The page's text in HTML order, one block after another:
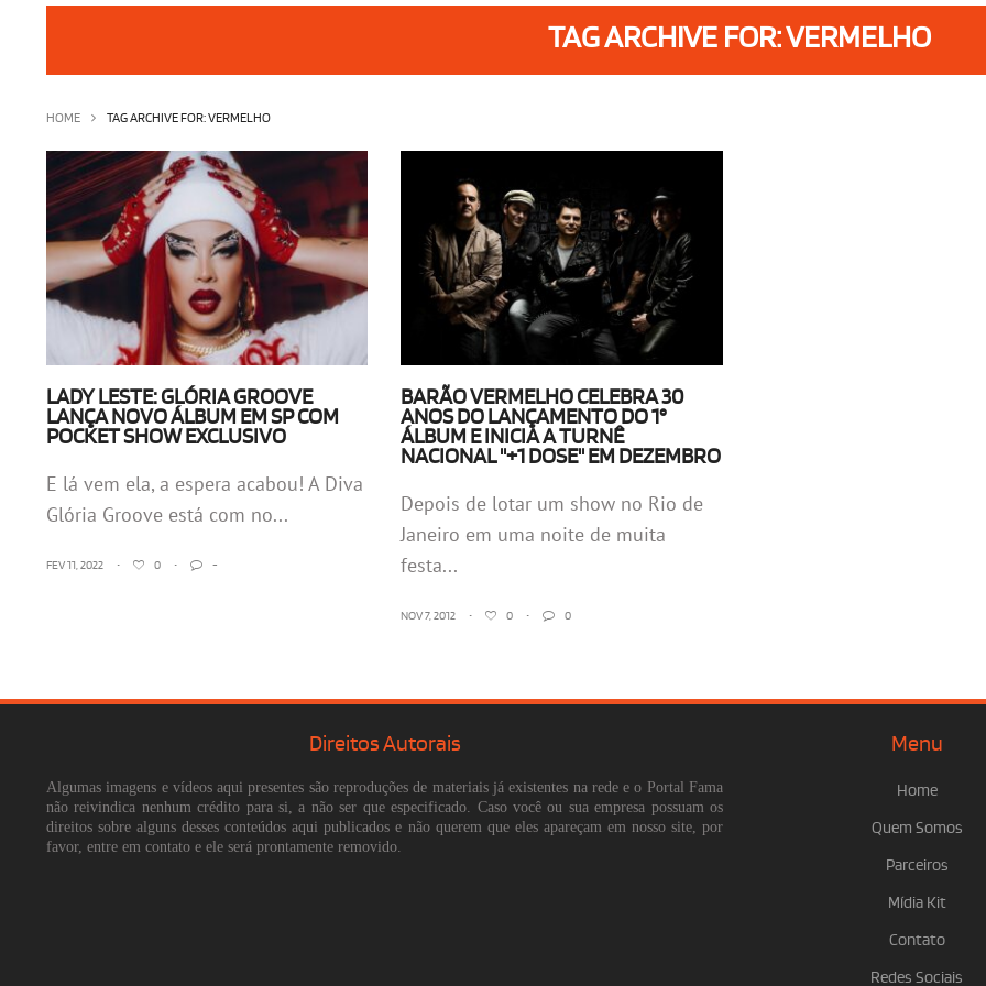
TAG ARCHIVE FOR: VERMELHO
HOME TAG ARCHIVE FOR: VERMELHO
LADY LESTE: GLÓRIA GROOVE
LANÇA NOVO ÁLBUM EM SP COM
POCKET SHOW EXCLUSIVO
E lá vem ela, a espera acabou! A Diva
Glória Groove está com no...
FEV 11, 2022 • 0 • -
BARÃO VERMELHO CELEBRA 30
ANOS DO LANÇAMENTO DO 1°
ÁLBUM E INICIA A TURNÊ
NACIONAL "+1 DOSE" EM DEZEMBRO
Depois de lotar um show no Rio de
Janeiro em uma noite de muita
festa...
NOV 7, 2012 • 0 • 0
Direitos Autorais
Algumas imagens e vídeos aqui presentes são reproduções de materiais já existentes na rede e o Portal Fama
não reivindica nenhum crédito para si, a não ser que especificado. Caso você ou sua empresa possuam os
direitos sobre alguns desses conteúdos aqui publicados e não querem que eles apareçam em nosso site, por
favor, entre em contato e ele será prontamente removido.
Menu
Home
Quem Somos
Parceiros
Mídia Kit
Contato
Redes Sociais